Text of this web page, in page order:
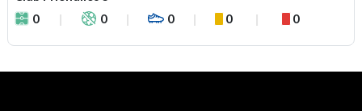
0
0 0 0 0